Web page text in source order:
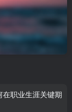
职业生涯关键期